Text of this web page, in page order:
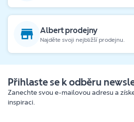
Albert prodejny
Najděte svoji nejbližší prodejnu.
Přihlaste se k odběru
Zanechte svou e-mailovou adresu a
inspiraci.